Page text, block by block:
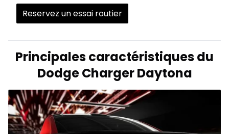
Reservez un essai routier
Principales caractéristiques du
Dodge Charger Daytona